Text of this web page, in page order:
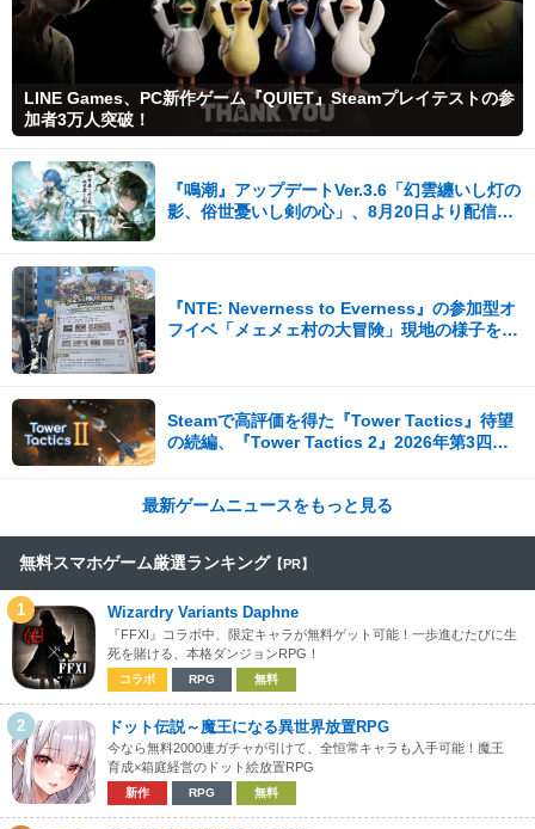
LINE Games、PC新作ゲーム『QUIET』Steamプレイテストの参
加者3万人突破！
『鳴潮』アップデートVer.3.6「幻雲纏いし灯の
影、俗世憂いし剣の心」、8月20日より配信開
『NTE: Neverness to Everness』の参加型オ
フイベ「メェメェ村の大冒険」現地の様子をレ
Steamで高評価を得た『Tower Tactics』待望
の続編、『Tower Tactics 2』2026年第3四半
最新ゲームニュースをもっと見る
無料スマホゲーム厳選ランキング 【PR】
1 Wizardry Variants Daphne
『FFXI』コラボ中、限定キャラが無料ゲット可能！一歩進むたびに生
死を賭ける、本格ダンジョンRPG！
コラボ RPG 無料
2 ドット伝説～魔王になる異世界放置RPG
今なら無料2000連ガチャが引けて、全恒常キャラも入手可能！魔王
育成×箱庭経営のドット絵放置RPG
新作 RPG 無料